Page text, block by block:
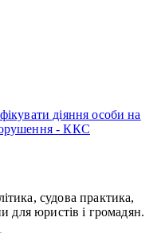
діяння особи на
- ККС
судова практика,
для юристів і громадян.